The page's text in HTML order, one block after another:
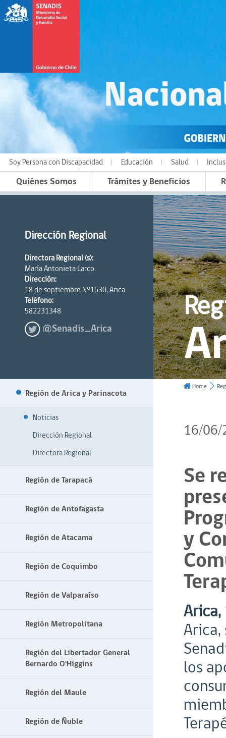
Soy Persona con Discapacidad Educación Salud
Quiénes Somos Trámites y Beneficios
Dirección Regional
Directora Regional (s):
María Antonieta Larco
Dirección:
18 de septiembre N°1530, Arica
Teléfono:
582231348
@Senadis_Arica
Región de Arica y Parinacota
Noticias
Dirección Regional
Directora Regional
Región de Tarapacá
Región de Antofagasta
Región de Atacama
Región de Coquimbo
Región de Valparaíso
Región Metropolitana
Región del Libertador General
Bernardo O'Higgins
Región del Maule
Región de Ñuble
Home
16/
Se
y
los